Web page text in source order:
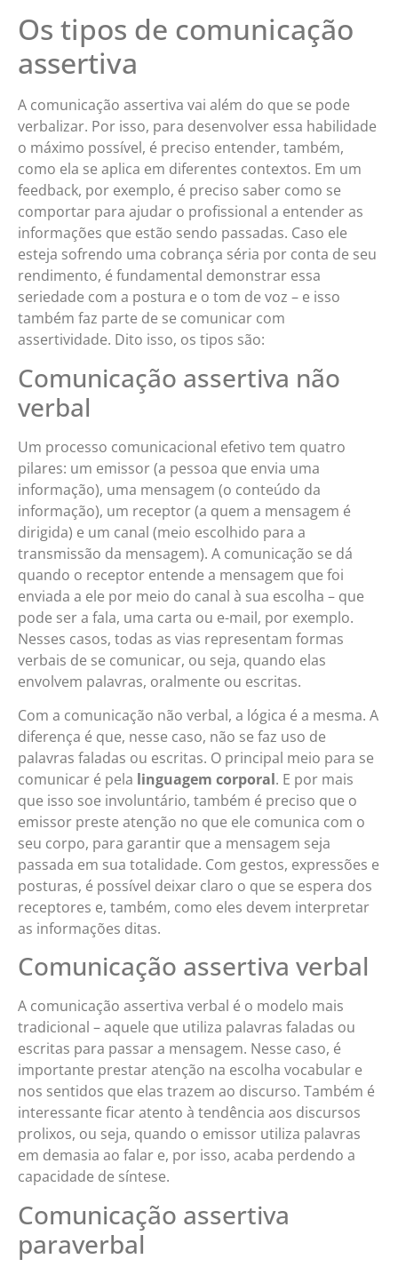
Os tipos de comunicação
assertiva
A comunicação assertiva vai além do que se pode
verbalizar. Por isso, para desenvolver essa habilidade
o máximo possível, é preciso entender, também,
como ela se aplica em diferentes contextos. Em um
feedback, por exemplo, é preciso saber como se
comportar para ajudar o profissional a entender as
informações que estão sendo passadas. Caso ele
esteja sofrendo uma cobrança séria por conta de seu
rendimento, é fundamental demonstrar essa
seriedade com a postura e o tom de voz – e isso
também faz parte de se comunicar com
assertividade. Dito isso, os tipos são:
Comunicação assertiva não
verbal
Um processo comunicacional efetivo tem quatro
pilares: um emissor (a pessoa que envia uma
informação), uma mensagem (o conteúdo da
informação), um receptor (a quem a mensagem é
dirigida) e um canal (meio escolhido para a
transmissão da mensagem). A comunicação se dá
quando o receptor entende a mensagem que foi
enviada a ele por meio do canal à sua escolha – que
pode ser a fala, uma carta ou e-mail, por exemplo.
Nesses casos, todas as vias representam formas
verbais de se comunicar, ou seja, quando elas
envolvem palavras, oralmente ou escritas.
Com a comunicação não verbal, a lógica é a mesma. A
diferença é que, nesse caso, não se faz uso de
palavras faladas ou escritas. O principal meio para se
comunicar é pela linguagem corporal. E por mais
que isso soe involuntário, também é preciso que o
emissor preste atenção no que ele comunica com o
seu corpo, para garantir que a mensagem seja
passada em sua totalidade. Com gestos, expressões e
posturas, é possível deixar claro o que se espera dos
receptores e, também, como eles devem interpretar
as informações ditas.
Comunicação assertiva verbal
A comunicação assertiva verbal é o modelo mais
tradicional – aquele que utiliza palavras faladas ou
escritas para passar a mensagem. Nesse caso, é
importante prestar atenção na escolha vocabular e
nos sentidos que elas trazem ao discurso. Também é
interessante ficar atento à tendência aos discursos
prolixos, ou seja, quando o emissor utiliza palavras
em demasia ao falar e, por isso, acaba perdendo a
capacidade de síntese.
Comunicação assertiva
paraverbal